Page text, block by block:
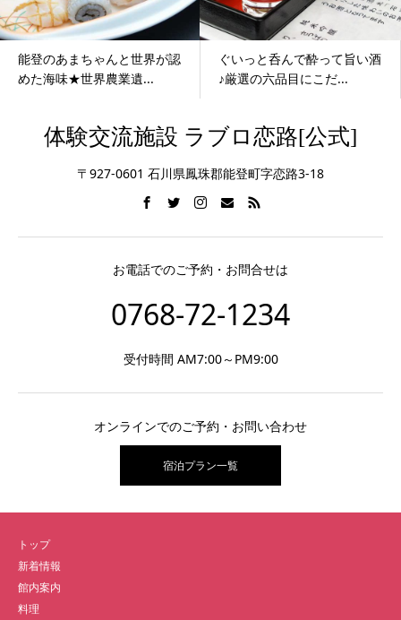
能登のあまちゃんと世界が認
めた海味★世界農業遺...
ぐいっと呑んで酔って旨い酒
♪厳選の六品目にこだ...
体験交流施設 ラブロ恋路[公式]
〒927-0601 石川県鳳珠郡能登町字恋路3-18
お電話でのご予約・お問合せは
0768-72-1234
受付時間 AM7:00～PM9:00
オンラインでのご予約・お問い合わせ
宿泊プラン一覧
トップ
新着情報
館内案内
料理